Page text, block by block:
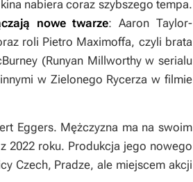
nabiera coraz szybszego tempa.
nowe twarze: Aaron Taylor-
roli Pietro Maximoffa, czyli brata
(Runyan Millworthy w serialu
w Zielonego Rycerza w filmie
Eggers. Mężczyzna ma na swoim
z 2022 roku. Produkcja jego nowego
Czech, Pradze, ale miejscem akcji